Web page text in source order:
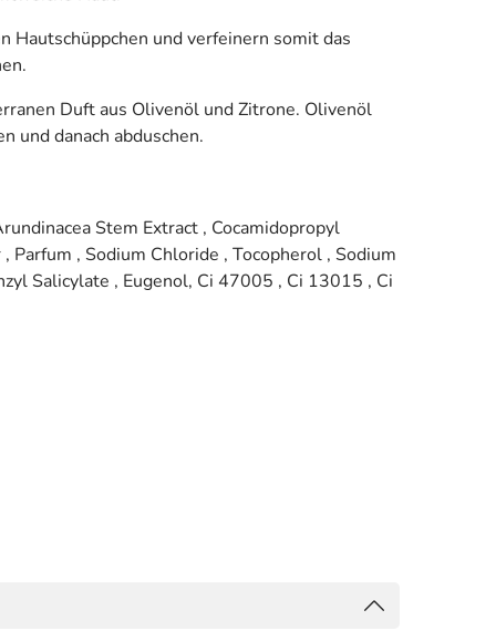
Hautschüppchen und verfeinern somit das
Duft aus Olivenöl und Zitrone. Olivenöl
und danach abduschen.
Stem Extract , Cocamidopropyl
Parfum , Sodium Chloride , Tocopherol , Sodium
Salicylate , Eugenol, Ci 47005 , Ci 13015 , Ci